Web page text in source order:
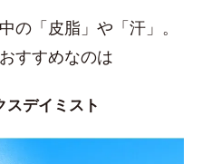
の「皮脂」や「汗」。
すすめなのは
スデイミスト